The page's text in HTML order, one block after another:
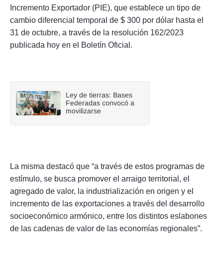
Incremento Exportador (PIE), que establece un tipo de
cambio diferencial temporal de $ 300 por dólar hasta el
31 de octubre, a través de la resolución 162/2023
publicada hoy en el Boletín Oficial.
Ley de tierras: Bases
Federadas convocó a
movilizarse
La misma destacó que “a través de estos programas de
estímulo, se busca promover el arraigo territorial, el
agregado de valor, la industrialización en origen y el
incremento de las exportaciones a través del desarrollo
socioeconómico armónico, entre los distintos eslabones
de las cadenas de valor de las economías regionales”.